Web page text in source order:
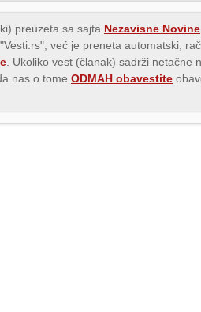
preuzeta sa sajta Nezavisne Novine
već je preneta automatski,
. Ukoliko vest (članak) sadrži netačne
nas o tome ODMAH obavestite